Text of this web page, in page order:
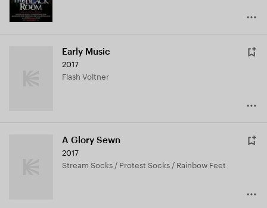
Early Music
2017
Flash Voltner
A Glory Sewn
2017
Stream Socks / Protest Socks / Rainbow Feet